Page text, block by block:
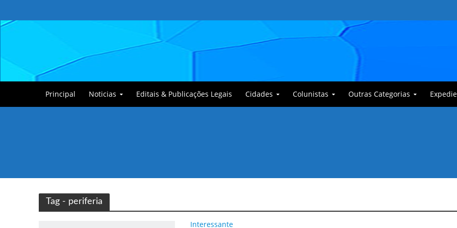
Principal Noticias Editais & Publicações Legais Cidades Colunistas Outras Categorias
Tag - periferia
Interessante